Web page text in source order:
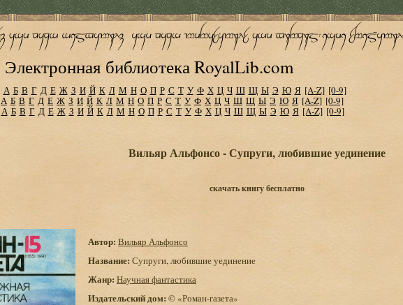
Электронная библиотека RoyalLib.com
А Б В Г Д Е Ж З И Й К Л М Н О П Р С Т У Ф Х Ц Ч Ш Щ Ы Э Ю Я [A-Z] [0-9]
А Б В Г Д Е Ж З И Й К Л М Н О П Р С Т У Ф Х Ц Ч Ш Щ Ы Э Ю Я [A-Z] [0-9]
А Б В Г Д Е Ж З И Й К Л М Н О П Р С Т У Ф Х Ц Ч Ш Щ Ы Э Ю Я [A-Z] [0-9]
Вильяр Альфонсо - Супруги, любившие уединение
скачать книгу бесплатно
Автор: Вильяр Альфонсо
Название: Супруги, любившие уединение
Жанр: Научная фантастика
Издательский дом: © «Роман-газета»